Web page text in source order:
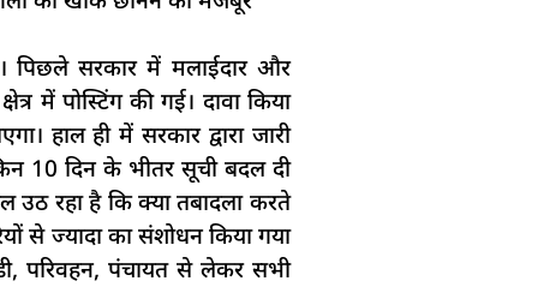
पिछले सरकार में मलाईदार और
में पोस्टिंग की गई। दावा किया
हाल ही में सरकार द्वारा जारी
10 दिन के भीतर सूची बदल दी
उठ रहा है कि क्या तबादला करते
से ज्यादा का संशोधन किया गया
परिवहन, पंचायत से लेकर सभी